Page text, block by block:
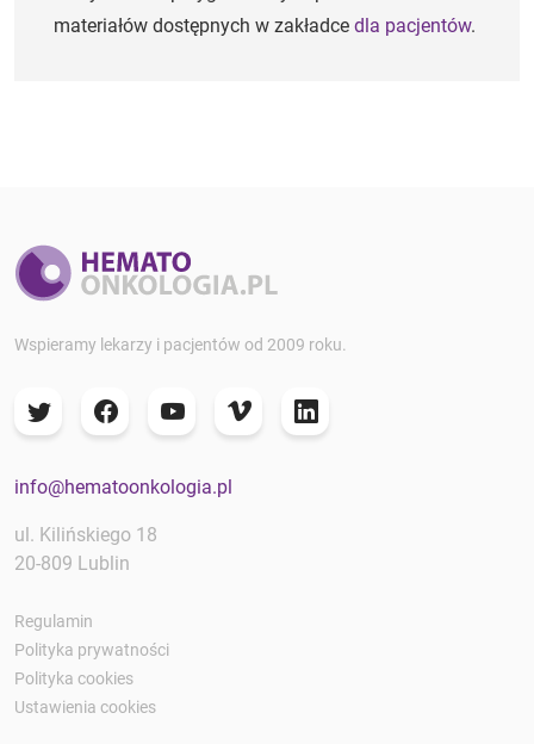
materiałów dostępnych w zakładce dla pacjentów.
Wspieramy lekarzy i pacjentów od 2009 roku.
info@hematoonkologia.pl
ul. Kilińskiego 18
20-809 Lublin
Regulamin
Polityka prywatności
Polityka cookies
Ustawienia cookies